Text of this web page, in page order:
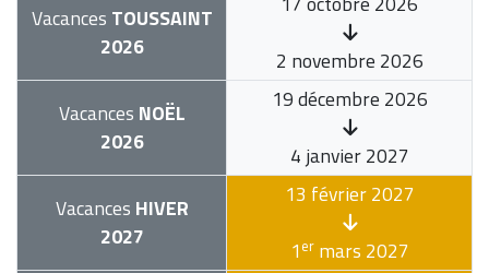
Vacances TOUSSAINT
2026
2 novembre 2026
Vacances NOËL
2026
19 décembre 2026
4 janvier 2027
Vacances HIVER
2027
13 février 2027
1ermars 2027